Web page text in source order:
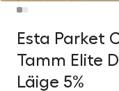
Esta Parket
Tamm Elite
Läige 5%